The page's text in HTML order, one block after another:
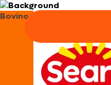
Bovinos